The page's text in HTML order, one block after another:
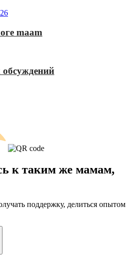
maam
к таким же мамам,
поддержку, делиться опытом